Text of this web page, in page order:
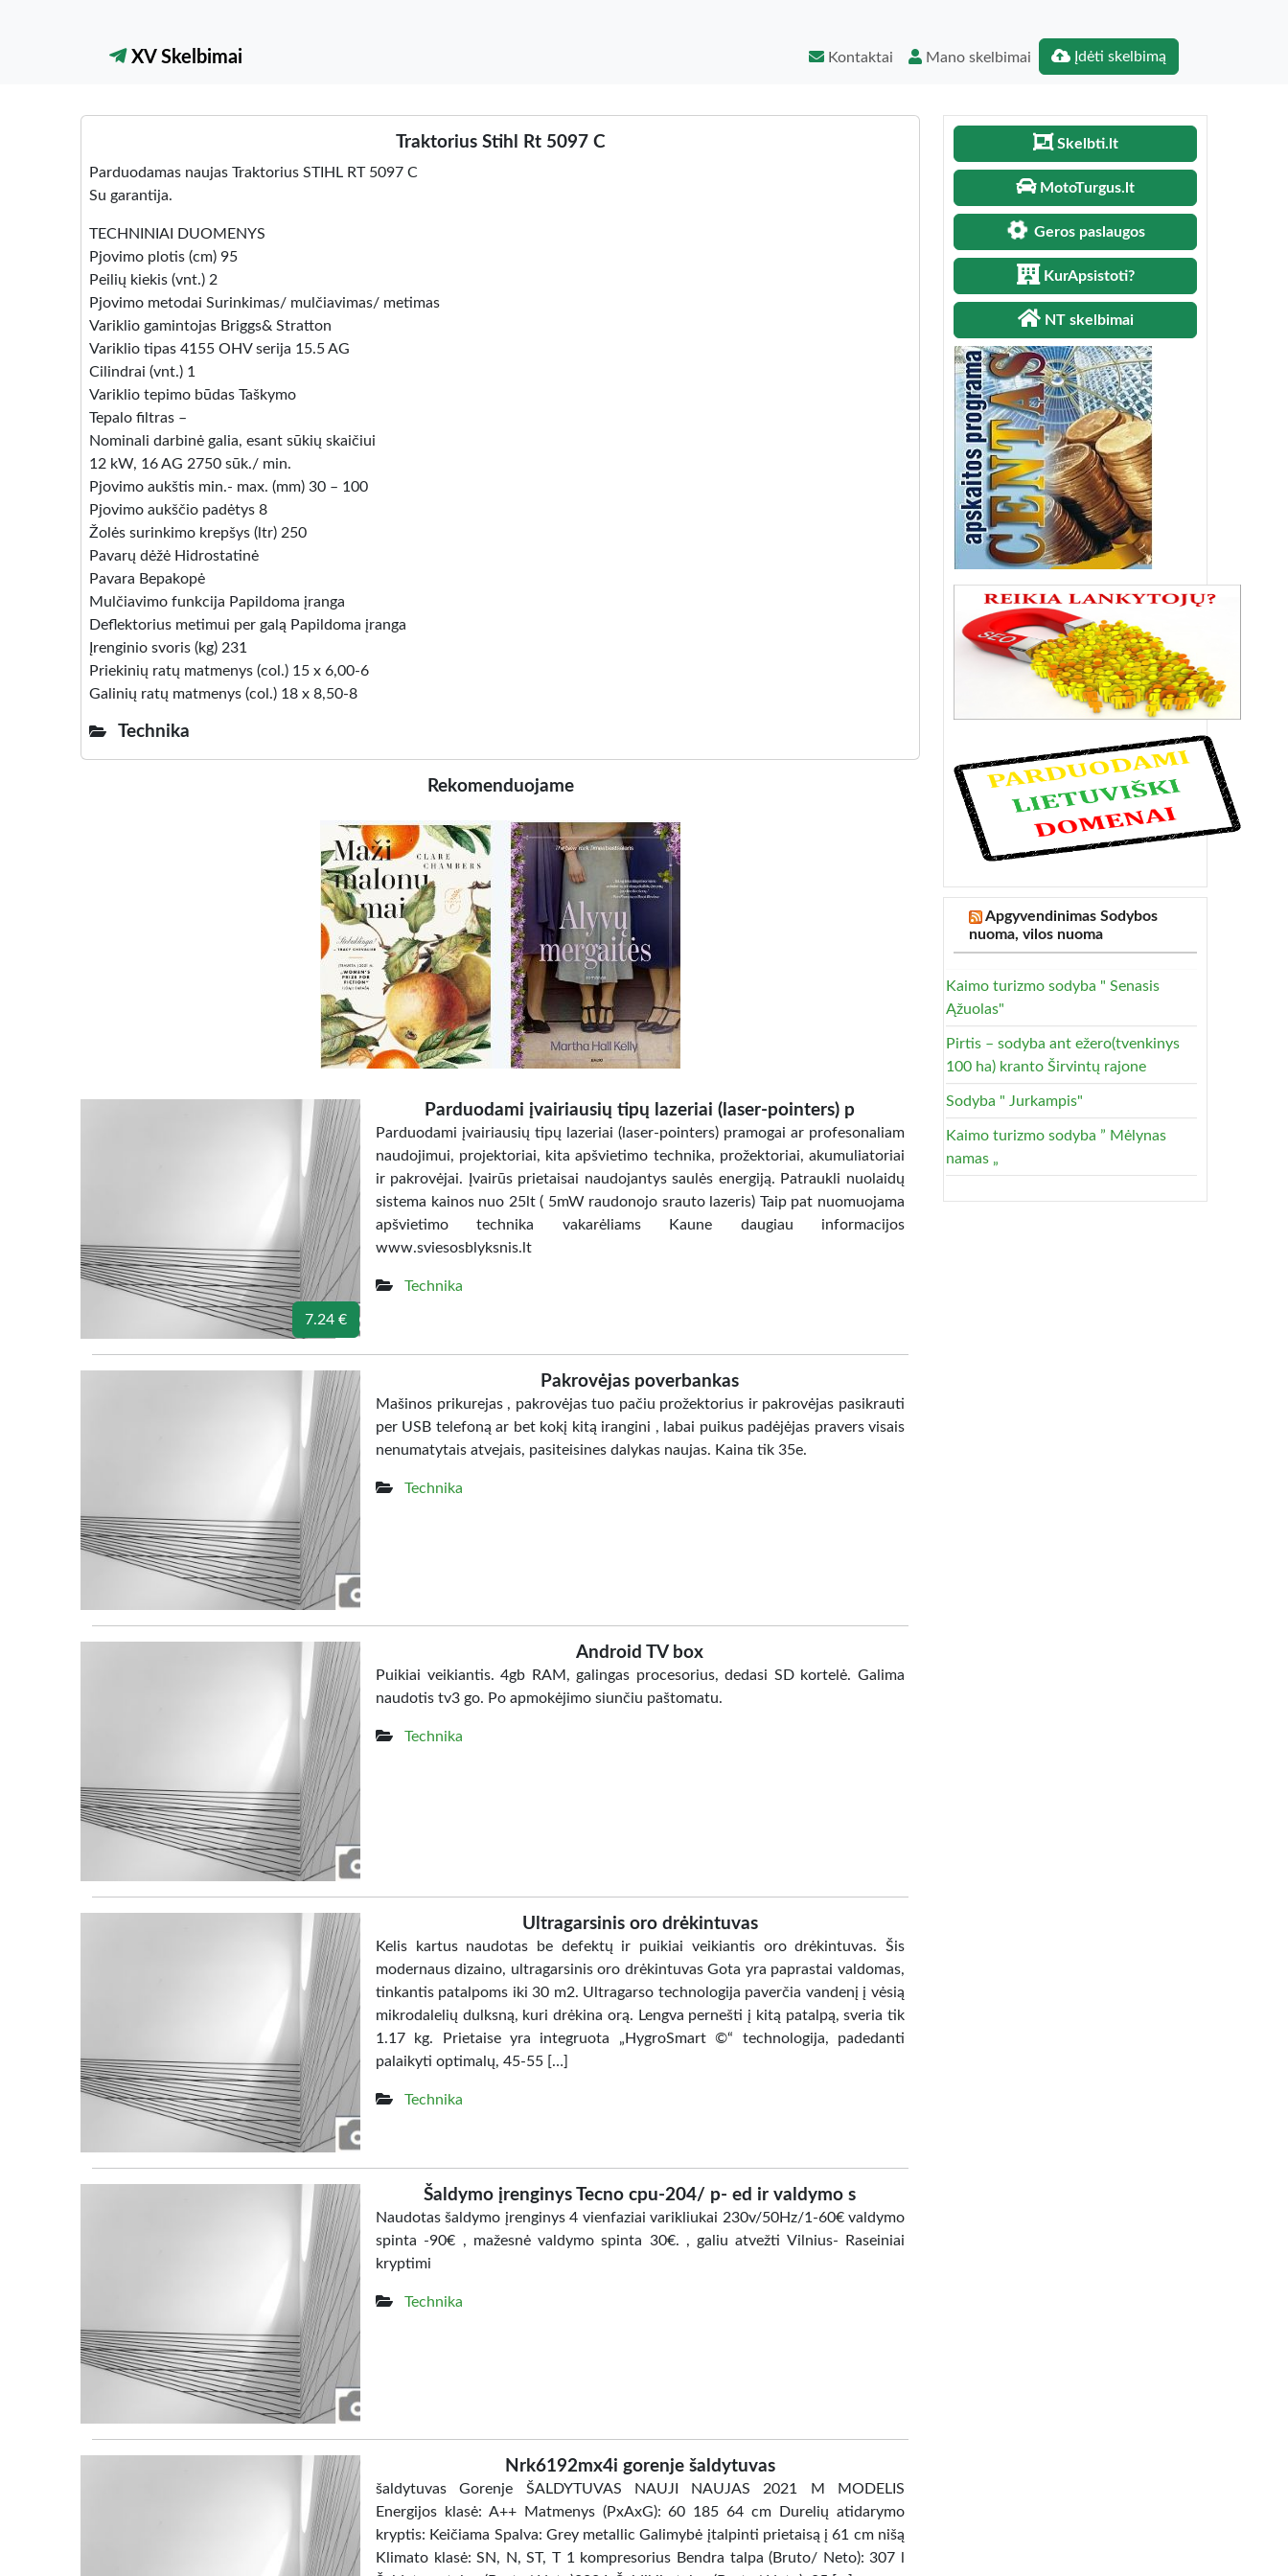
XV Skelbimai Kontaktai Mano skelbimai Įdėti skelbimą
Traktorius Stihl Rt 5097 C
Parduodamas naujas Traktorius STIHL RT 5097 C
Su garantija.
TECHNINIAI DUOMENYS
Pjovimo plotis (cm) 95
Peilių kiekis (vnt.) 2
Pjovimo metodai Surinkimas/ mulčiavimas/ metimas
Variklio gamintojas Briggs& Stratton
Variklio tipas 4155 OHV serija 15.5 AG
Cilindrai (vnt.) 1
Variklio tepimo būdas Taškymo
Tepalo filtras –
Nominali darbinė galia, esant sūkių skaičiui
12 kW, 16 AG 2750 sūk./ min.
Pjovimo aukštis min.- max. (mm) 30 – 100
Pjovimo aukščio padėtys 8
Žolės surinkimo krepšys (ltr) 250
Pavarų dėžė Hidrostatinė
Pavara Bepakopė
Mulčiavimo funkcija Papildoma įranga
Deflektorius metimui per galą Papildoma įranga
Įrenginio svoris (kg) 231
Priekinių ratų matmenys (col.) 15 x 6,00-6
Galinių ratų matmenys (col.) 18 x 8,50-8
Technika
Rekomenduojame
7.24 €
Parduodami įvairiausių tipų lazeriai (laser-pointers) p
Parduodami įvairiausių tipų lazeriai (laser-pointers) pramogai ar profesonaliam
naudojimui, projektoriai, kita apšvietimo technika, prožektoriai, akumuliatoriai
ir pakrovėjai. Įvairūs prietaisai naudojantys saulės energiją. Patraukli nuolaidų
sistema kainos nuo 25lt ( 5mW raudonojo srauto lazeris) Taip pat nuomuojama
apšvietimo technika vakarėliams Kaune daugiau informacijos
www.sviesosblyksnis.lt
Technika
Pakrovėjas poverbankas
Mašinos prikurejas , pakrovėjas tuo pačiu prožektorius ir pakrovėjas pasikrauti
per USB telefoną ar bet kokį kitą irangini , labai puikus padėjėjas pravers visais
nenumatytais atvejais, pasiteisines dalykas naujas. Kaina tik 35e.
Technika
Android TV box
Puikiai veikiantis. 4gb RAM, galingas procesorius, dedasi SD kortelė. Galima
naudotis tv3 go. Po apmokėjimo siunčiu paštomatu.
Technika
Ultragarsinis oro drėkintuvas
Kelis kartus naudotas be defektų ir puikiai veikiantis oro drėkintuvas. Šis
modernaus dizaino, ultragarsinis oro drėkintuvas Gota yra paprastai valdomas,
tinkantis patalpoms iki 30 m2. Ultragarso technologija paverčia vandenį į vėsią
mikrodalelių dulksną, kuri drėkina orą. Lengva pernešti į kitą patalpą, sveria tik
1.17 kg. Prietaise yra integruota „HygroSmart ©“ technologija, padedanti
palaikyti optimalų, 45-55 […]
Technika
Šaldymo įrenginys Tecno cpu-204/ p- ed ir valdymo s
Naudotas šaldymo įrenginys 4 vienfaziai varikliukai 230v/50Hz/1-60€ valdymo
spinta -90€ , mažesnė valdymo spinta 30€. , galiu atvežti Vilnius- Raseiniai
kryptimi
Technika
Nrk6192mx4i gorenje šaldytuvas
šaldytuvas Gorenje ŠALDYTUVAS NAUJI NAUJAS 2021 M MODELIS
Energijos klasė: A++ Matmenys (PxAxG): 60 185 64 cm Durelių atidarymo
kryptis: Keičiama Spalva: Grey metallic Galimybė įtalpinti prietaisą į 61 cm nišą
Klimato klasė: SN, N, ST, T 1 kompresorius Bendra talpa (Bruto/ Neto): 307 l
Skelbti.lt
MotoTurgus.lt
Geros paslaugos
KurApsistoti?
NT skelbimai
Apgyvendinimas Sodybos
nuoma, vilos nuoma
Kaimo turizmo sodyba " Senasis
Ąžuolas"
Pirtis – sodyba ant ežero(tvenkinys
100 ha) kranto Širvintų rajone
Sodyba " Jurkampis"
Kaimo turizmo sodyba ” Mėlynas
namas „